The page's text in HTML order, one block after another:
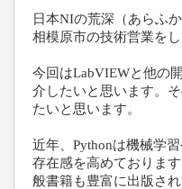
日本NIの荒深（あらふ
相模原市の技術営業をし
今回はLabVIEWと他の
介したいと思います。
たいと思います。
近年、 Pythonは機械学
存在感を高めております
般書籍も豊富に出版され